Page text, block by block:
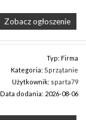
Zobacz ogłoszenie
Typ: Firma
Kategoria: Sprzątanie
Użytkownik: sparta79
Data dodania: 2026-08-06